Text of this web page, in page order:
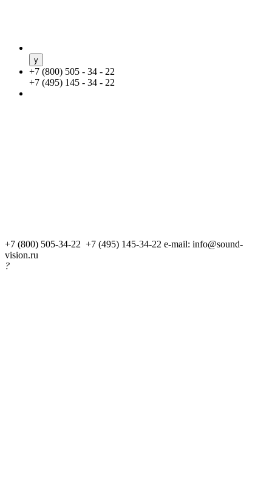
+7 (800) 505 - 34 - 22
+7 (495) 145 - 34 - 22
+7 (800) 505-34-22 +7 (495) 145-34-22 e-mail: info@sound-
vision.ru
?